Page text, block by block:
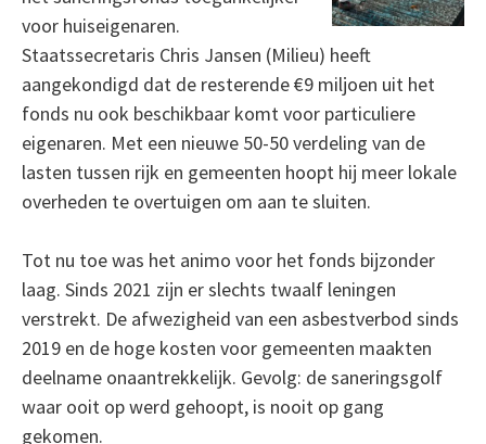
voor huiseigenaren.
Staatssecretaris Chris Jansen (Milieu) heeft
aangekondigd dat de resterende €9 miljoen uit het
fonds nu ook beschikbaar komt voor particuliere
eigenaren. Met een nieuwe 50-50 verdeling van de
lasten tussen rijk en gemeenten hoopt hij meer lokale
overheden te overtuigen om aan te sluiten.
Tot nu toe was het animo voor het fonds bijzonder
laag. Sinds 2021 zijn er slechts twaalf leningen
verstrekt. De afwezigheid van een asbestverbod sinds
2019 en de hoge kosten voor gemeenten maakten
deelname onaantrekkelijk. Gevolg: de saneringsgolf
waar ooit op werd gehoopt, is nooit op gang
gekomen.